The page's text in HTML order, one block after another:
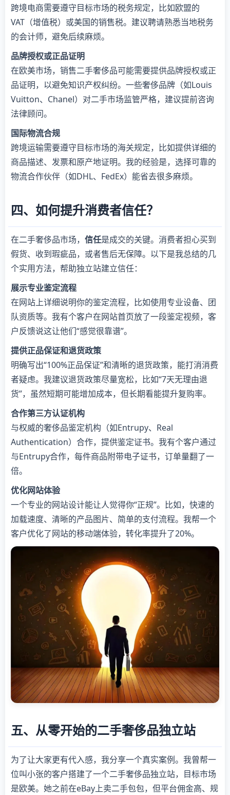
跨境电商需要遵守目标市场的税务规定，比如欧盟的
VAT（增值税）或美国的销售税。建议聘请熟悉当地税务
的会计师，避免后续麻烦。
品牌授权或正品证明
在欧美市场，销售二手奢侈品可能需要提供品牌授权或正
品证明，以避免知识产权纠纷。一些奢侈品牌（如Louis
Vuitton、Chanel）对二手市场监管严格，建议提前咨询
法律顾问。
国际物流合规
跨境运输需要遵守目标市场的海关规定，比如提供详细的
商品描述、发票和原产地证明。我的经验是，选择可靠的
物流合作伙伴（如DHL、FedEx）能省去很多麻烦。
四、如何提升消费者信任？
在二手奢侈品市场， 信任是成交的关键。消费者担心买到
假货、收到瑕疵品，或者售后无保障。以下是我总结的几
个实用方法，帮助独立站建立信任：
展示专业鉴定流程
在网站上详细说明你的鉴定流程，比如使用专业设备、团
队资质等。我有个客户在网站首页放了一段鉴定视频，客
户反馈说这让他们“感觉很靠谱”。
提供正品保证和退货政策
明确写出“100%正品保证”和清晰的退货政策，能打消消费
者疑虑。我建议退货政策尽量宽松，比如“7天无理由退
货”，虽然短期可能增加成本，但长期看能提升复购率。
合作第三方认证机构
与权威的奢侈品鉴定机构（如Entrupy、Real
Authentication）合作，提供鉴定证书。我有个客户通过
与Entrupy合作，每件商品附带电子证书，订单量翻了一
倍。
优化网站体验
一个专业的网站设计能让人觉得你“正规”。比如，快速的
加载速度、清晰的产品图片、简单的支付流程。我帮一个
客户优化了网站的移动端体验，转化率提升了20%。
五、从零开始的二手奢侈品独立站
为了让大家更有代入感，我分享一个真实案例。我曾帮一
位叫小张的客户搭建了一个二手奢侈品独立站，目标市场
是欧美。她之前在eBay上卖二手包包，但平台佣金高、规